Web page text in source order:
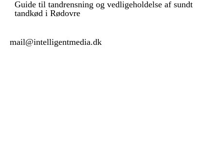
Guide til tandrensning og vedligeholdelse af sundt
tandkød i Rødovre
mail@intelligentmedia.dk